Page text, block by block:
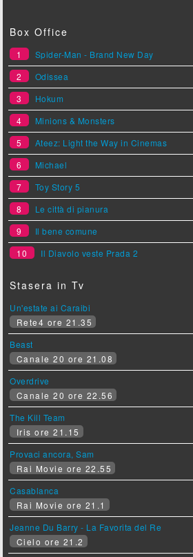
Box Office
1
Spider-Man - Brand New Day
2
Odissea
3
Hokum
4
Minions & Monsters
5
Ateez: Light the Way in Cinemas
6
Michael
7
Toy Story 5
8
Le città di pianura
9
Il bene comune
10
Il Diavolo veste Prada 2
Stasera in Tv
Un'estate ai Caraibi
Rete4 ore 21.35
Beast
Canale 20 ore 21.08
Overdrive
Canale 20 ore 22.56
The Kill Team
Iris ore 21.15
Provaci ancora, Sam
Rai Movie ore 22.55
Casablanca
Rai Movie ore 21.1
Jeanne Du Barry - La Favorita del Re
Cielo ore 21.2